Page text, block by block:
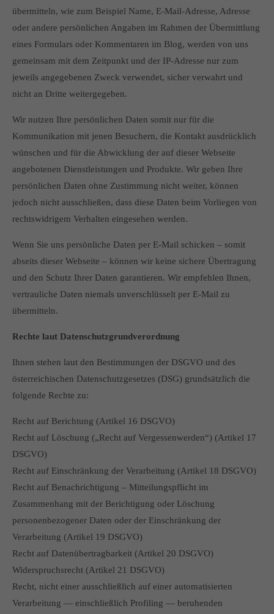
übermitteln, wie zum Beispiel Name, E-Mail-Adresse, Adresse
oder andere persönlichen Angaben im Rahmen der Übermittlung
eines Formulars oder Kommentaren im Blog, werden von uns
gemeinsam mit dem Zeitpunkt und der IP-Adresse nur zum
jeweils angegebenen Zweck verwendet, sicher verwahrt und
nicht an Dritte weitergegeben.
Wir nutzen Ihre persönlichen Daten somit nur für die
Kommunikation mit jenen Besuchern, die Kontakt ausdrücklich
wünschen und für die Abwicklung der auf dieser Webseite
angebotenen Dienstleistungen und Produkte. Wir geben Ihre
persönlichen Daten ohne Zustimmung nicht weiter, können
jedoch nicht ausschließen, dass diese Daten beim Vorliegen von
rechtswidrigem Verhalten eingesehen werden.
Wenn Sie uns persönliche Daten per E-Mail schicken – somit
abseits dieser Webseite – können wir keine sichere Übertragung
und den Schutz Ihrer Daten garantieren. Wir empfehlen Ihnen,
vertrauliche Daten niemals unverschlüsselt per E-Mail zu
übermitteln.
Rechte laut Datenschutzgrundverordnung
Ihnen stehen laut den Bestimmungen der DSGVO und des
österreichischen Datenschutzgesetzes (DSG) grundsätzlich die
folgende Rechte zu:
Recht auf Berichtung (Artikel 16 DSGVO)
Recht auf Löschung („Recht auf Vergessenwerden“) (Artikel 17
DSGVO)
Recht auf Einschränkung der Verarbeitung (Artikel 18 DSGVO)
Recht auf Benachrichtigung – Mitteilungspflicht im
Zusammenhang mit der Berichtigung oder Löschung
personenbezogener Daten oder der Einschränkung der
Verarbeitung (Artikel 19 DSGVO)
Recht auf Datenübertragbarkeit (Artikel 20 DSGVO)
Widerspruchsrecht (Artikel 21 DSGVO)
Recht, nicht einer ausschließlich auf einer automatisierten
Verarbeitung — einschließlich Profiling — beruhenden